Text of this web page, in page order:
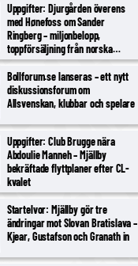
Uppgifter: Djurgården överens
med Hønefoss om Sander
Ringberg – miljonbelopp,
toppförsäljning från norska
tredjeligan
Bollforum.se lanseras – ett nytt
diskussionsforum om
Allsvenskan, klubbar och spelare
Uppgifter: Club Brugge nära
Abdoulie Manneh – Mjällby
bekräftade flyttplaner efter CL-
kvalet
Startelvor: Mjällby gör tre
ändringar mot Slovan Bratislava –
Kjear, Gustafson och Granath in